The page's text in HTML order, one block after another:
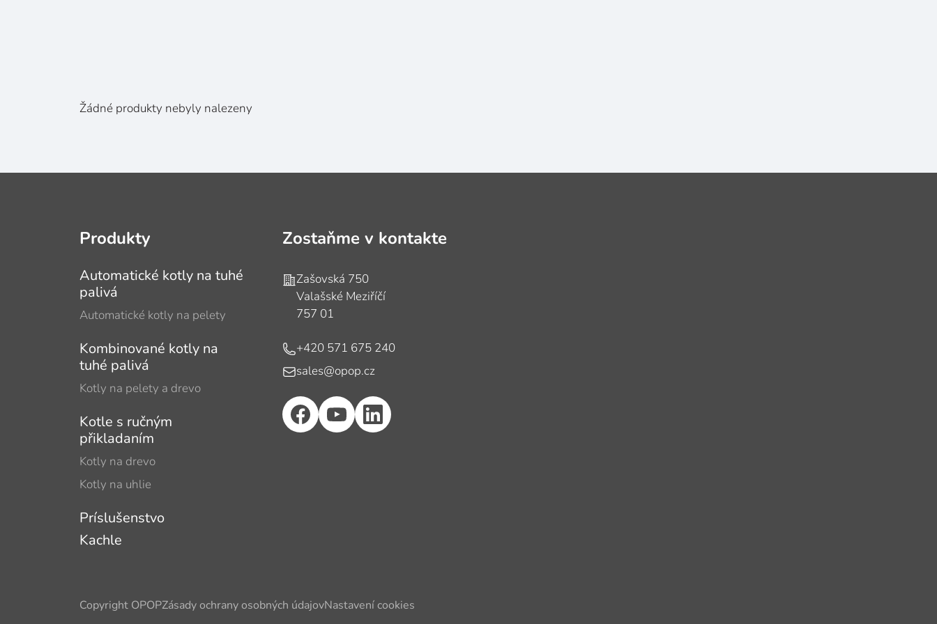
Žádné produkty nebyly nalezeny
Produkty
Automatické kotly na tuhé
palivá
Automatické kotly na pelety
Kombinované kotly na
tuhé palivá
Kotly na pelety a drevo
Kotle s ručným
přikladaním
Kotly na drevo
Kotly na uhlie
Príslušenstvo
Kachle
Zostaňme v kontakte
Adresa
Zašovská 750
Valašské Meziříčí
757 01
Telefón
+420 571 675 240
E-mail
sales@opop.cz
Copyright OPOPZásady ochrany osobných údajovNastavení cookies